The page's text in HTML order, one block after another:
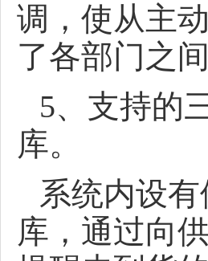
调，使从主
了各部门之
5、支持的
库。
系统内设
库，通过向